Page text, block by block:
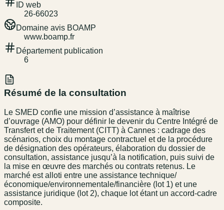
ID web
26-66023
Domaine avis BOAMP
www.boamp.fr
Département publication
6
Résumé de la consultation
Le SMED confie une mission d’assistance à maîtrise
d’ouvrage (AMO) pour définir le devenir du Centre Intégré de
Transfert et de Traitement (CITT) à Cannes : cadrage des
scénarios, choix du montage contractuel et de la procédure
de désignation des opérateurs, élaboration du dossier de
consultation, assistance jusqu’à la notification, puis suivi de
la mise en œuvre des marchés ou contrats retenus. Le
marché est alloti entre une assistance technique/
économique/environnementale/financière (lot 1) et une
assistance juridique (lot 2), chaque lot étant un accord-cadre
composite.